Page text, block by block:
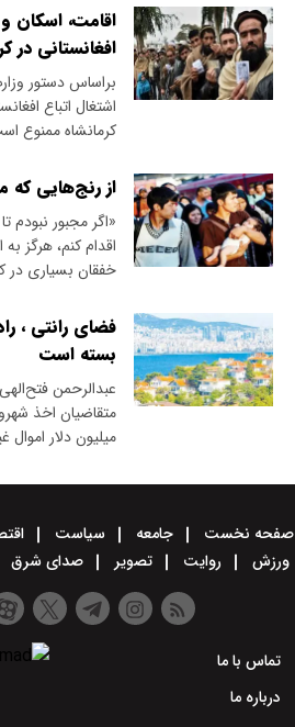
اقامت، اسکان
افغانستانی در
براساس دستور
اشتغال اتباع
کرمانشاه ممنوع
از رنج‌هایی که
«اگر مجبور نبودم
اقدام کنم، هرگز
خفقان بسیاری در
فضای رانتی ،
بسته است
عبدالرحمن
متقاضیان اخذ
میلیون دلار اموال
صفحه نخست جامعه سیاست
ورزش
روایت تصویر صدای شرق
تماس با ما
درباره ما